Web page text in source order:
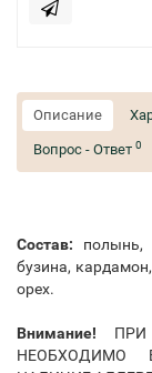
Описание
Вопрос - Ответ 0
Состав: полынь,
бузина,
орех.
Внимание! ПРИ
НЕОБХОДИМО